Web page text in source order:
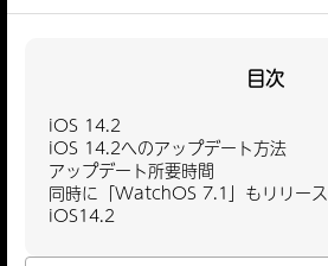
目次
iOS 14.2
iOS 14.2へのアップデート方法
アップデート所要時間
同時に「WatchOS 7.1」もリリース
iOS14.2